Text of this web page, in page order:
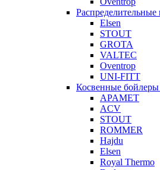
Elsen
STOUT
GROTA
VALTEC
Oventrop
UNI-FITT
Косвенные бойлеры
APAMET
ACV
STOUT
ROMMER
Hajdu
Elsen
Royal Thermo